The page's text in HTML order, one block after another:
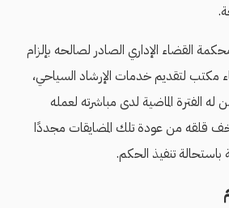
القضاء الإداري الصادر لصالحه بإلزام
مكتب لتقديم خدمات الإرشاد السياحي،
الفترة الماضية لدى مباشرته لعمله
قلقه من عودة تلك المضايقات مجددًا
تنفيذ الحكم.